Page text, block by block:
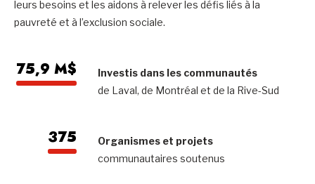
leurs besoins et les aidons à relever les défis liés à la
pauvreté et à l’exclusion sociale.
75,9 M$
Investis dans les communautés
de Laval, de Montréal et de la Rive-Sud
375
Organismes et projets
communautaires soutenus